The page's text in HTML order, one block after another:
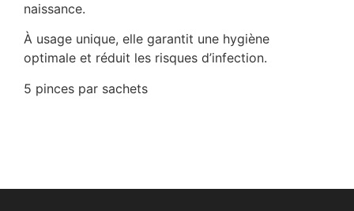
naissance.
À usage unique, elle garantit une hygiène
optimale et réduit les risques d’infection.
5 pinces par sachets